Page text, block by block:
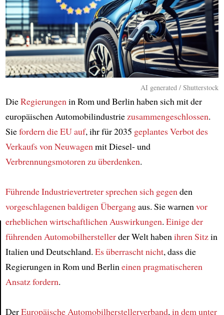
Article
AI generated / Shutterstock
DieRegierungenin Rom und Berlin haben sich mit der
europäischen Automobilindustriezusammengeschlossen.
Siefordern die EU auf, ihr für 2035 geplantes Verbotdes
Verkaufs von Neuwagenmit Diesel- und
Verbrennungsmotorenzu überdenken.
Führende Industrievertreter sprechen sich gegenden
vorgeschlagenen baldigen Übergangaus. Sie warnenvor
erheblichen wirtschaftlichen Auswirkungen. Einige der
führenden Automobilherstellerder Welt habenihren Sitzin
Italien und Deutschland. Es überrascht nicht, dass die
Regierungen in Rom und Berlineinen pragmatischeren
Ansatzfordern.
DerEuropäische Automobilherstellerverband,in dem unter